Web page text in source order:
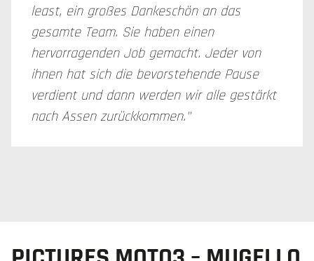
least, ein großes Dankeschön an das
gesamte Team. Sie haben einen
hervorragenden Job gemacht. Jeder von
ihnen hat sich die bevorstehende Pause
verdient und dann werden wir alle gestärkt
nach Assen zurückkommen."